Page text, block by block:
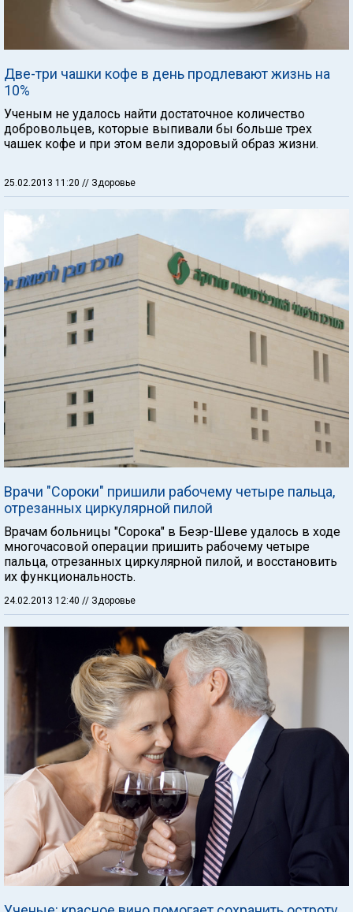
Две-три чашки кофе в день продлевают жизнь на
10%
Ученым не удалось найти достаточное количество
добровольцев, которые выпивали бы больше трех
чашек кофе и при этом вели здоровый образ жизни.
25.02.2013 11:20 // Здоровье
Врачи "Сороки" пришили рабочему четыре пальца,
отрезанных циркулярной пилой
Врачам больницы "Сорока" в Беэр-Шеве удалось в ходе
многочасовой операции пришить рабочему четыре
пальца, отрезанных циркулярной пилой, и восстановить
их функциональность.
24.02.2013 12:40 // Здоровье